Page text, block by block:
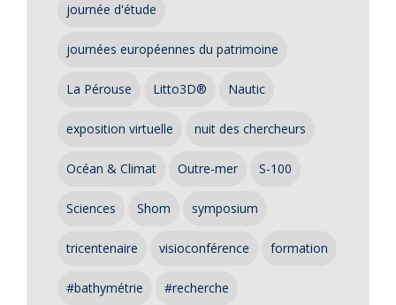
journée d'étude
journées européennes du patrimoine
La Pérouse Litto3D® Nautic
exposition virtuelle nuit des chercheurs
Océan & Climat Outre-mer S-100
Sciences Shom symposium
tricentenaire visioconférence formation
#bathymétrie #recherche